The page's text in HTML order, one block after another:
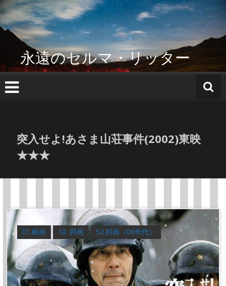
コ
ン
テ
へ
ス
キ
永遠のセルマ・リッター
突入せよ!あさま山荘事件(2002)東映
★★★
01.映画 10. 邦画 52.邦画（00年代）